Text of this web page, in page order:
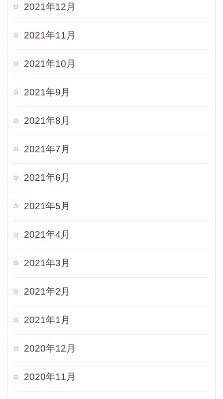
2021年12月
2021年11月
2021年10月
2021年9月
2021年8月
2021年7月
2021年6月
2021年5月
2021年4月
2021年3月
2021年2月
2021年1月
2020年12月
2020年11月